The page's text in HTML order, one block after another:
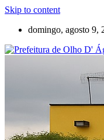
Skip to content
domingo, agosto 9,
Prefeitura de
Olho D'Agua do Piauí –